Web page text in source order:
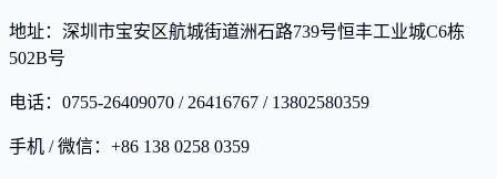
地址：深圳市宝安区航城街道洲石路739号恒丰工业城C6栋
502B号
电话：0755-26409070 / 26416767 / 13802580359
手机 / 微信：+86 138 0258 0359